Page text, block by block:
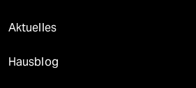
Aktuelles
Hausblog